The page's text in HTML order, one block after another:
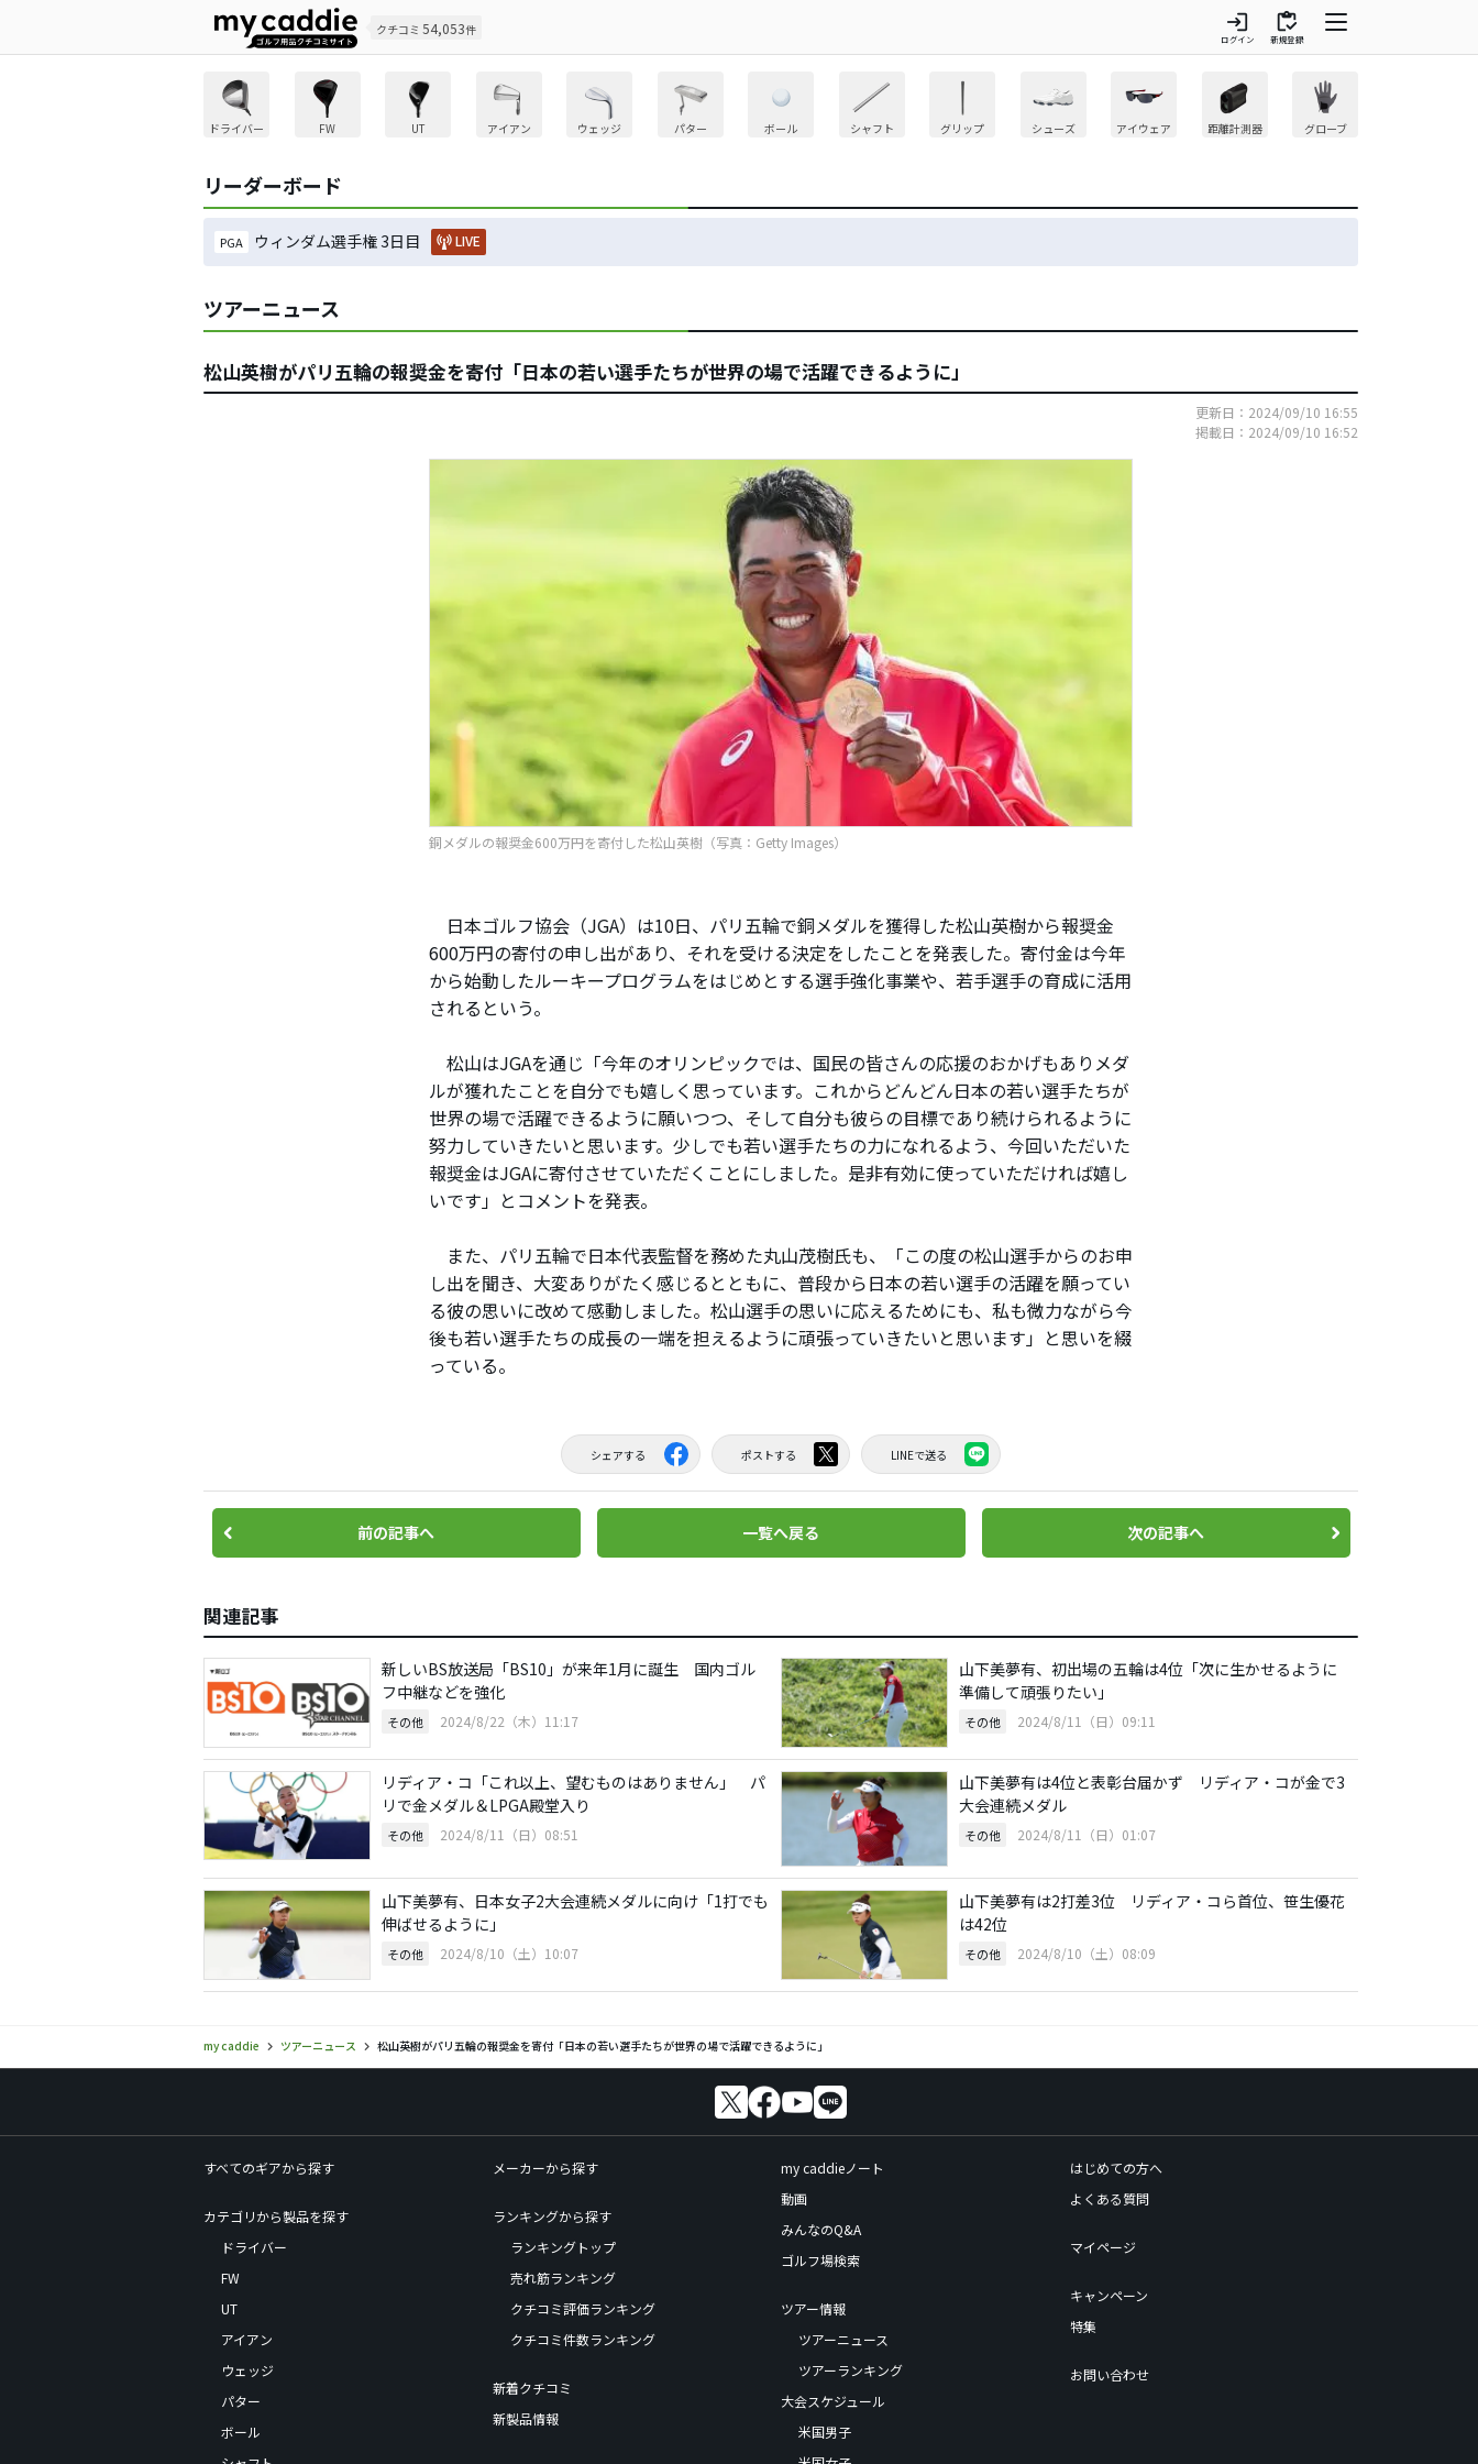
クチコミ 54,053件 login
ログイン
inventory
新規登録
ドライバー FW UT アイアン ウェッジ パター ボール シャフト グリップ シューズ アイウェア 距離計測器 グローブ
リーダーボード
PGA ウィンダム選手権 3日目 LIVE
ツアーニュース
松山英樹がパリ五輪の報奨金を寄付「日本の若い選手たちが世界の場で活躍できるように」
更新日：2024/09/10 16:55
掲載日：2024/09/10 16:52
銅メダルの報奨金600万円を寄付した松山英樹（写真：Getty Images）
日本ゴルフ協会（JGA）は10日、パリ五輪で銅メダルを獲得した松山英樹から報奨金
600万円の寄付の申し出があり、それを受ける決定をしたことを発表した。寄付金は今年
から始動したルーキープログラムをはじめとする選手強化事業や、若手選手の育成に活用
されるという。
松山はJGAを通じ「今年のオリンピックでは、国民の皆さんの応援のおかげもありメダ
ルが獲れたことを自分でも嬉しく思っています。これからどんどん日本の若い選手たちが
世界の場で活躍できるように願いつつ、そして自分も彼らの目標であり続けられるように
努力していきたいと思います。少しでも若い選手たちの力になれるよう、今回いただいた
報奨金はJGAに寄付させていただくことにしました。是非有効に使っていただければ嬉し
いです」とコメントを発表。
また、パリ五輪で日本代表監督を務めた丸山茂樹氏も、「この度の松山選手からのお申
し出を聞き、大変ありがたく感じるとともに、普段から日本の若い選手の活躍を願ってい
る彼の思いに改めて感動しました。松山選手の思いに応えるためにも、私も微力ながら今
後も若い選手たちの成長の一端を担えるように頑張っていきたいと思います」と思いを綴
っている。
シェアする ポストする LINEで送る
前の記事へ 一覧へ戻る 次の記事へ
関連記事
新しいBS放送局「BS10」が来年1月に誕生 国内ゴル
フ中継などを強化
その他 2024/8/22（木）11:17
山下美夢有、初出場の五輪は4位「次に生かせるように
準備して頑張りたい」
その他 2024/8/11（日）09:11
リディア・コ「これ以上、望むものはありません」 パ
リで金メダル＆LPGA殿堂入り
その他 2024/8/11（日）08:51
山下美夢有は4位と表彰台届かず リディア・コが金で3
大会連続メダル
その他 2024/8/11（日）01:07
山下美夢有、日本女子2大会連続メダルに向け「1打でも
伸ばせるように」
その他 2024/8/10（土）10:07
山下美夢有は2打差3位 リディア・コら首位、笹生優花
は42位
その他 2024/8/10（土）08:09
my caddie ツアーニュース 松山英樹がパリ五輪の報奨金を寄付「日本の若い選手たちが世界の場で活躍できるように」
すべてのギアから探す
カテゴリから製品を探す
ドライバー
FW
UT
アイアン
ウェッジ
パター
ボール
メーカーから探す
ランキングから探す
ランキングトップ
売れ筋ランキング
クチコミ評価ランキング
クチコミ件数ランキング
新着クチコミ
新製品情報
my caddieノート
動画
みんなのQ&A
ゴルフ場検索
ツアー情報
ツアーニュース
ツアーランキング
大会スケジュール
米国男子
はじめての方へ
よくある質問
マイページ
キャンペーン
特集
お問い合わせ